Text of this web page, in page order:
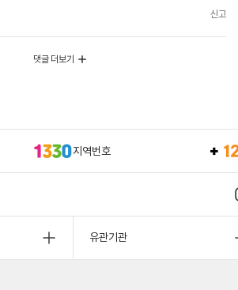
신고
댓글 더보기
지역번호
유관기관